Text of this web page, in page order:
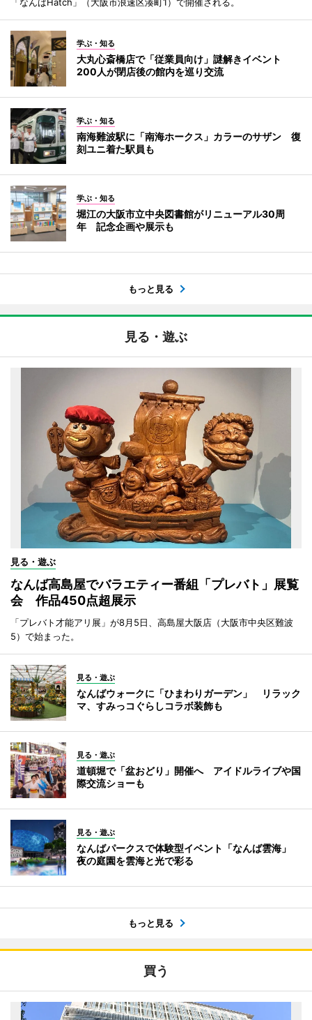
学ぶ・知る
大丸心斎橋店で「従業員向け」謎解きイベント
200人が閉店後の館内を巡り交流
学ぶ・知る
南海難波駅に「南海ホークス」カラーのサザン 復
刻ユニ着た駅員も
学ぶ・知る
堀江の大阪市立中央図書館がリニューアル30周
年 記念企画や展示も
もっと見る
見る・遊ぶ
見る・遊ぶ
なんば高島屋でバラエティー番組「プレバト」展覧
会 作品450点超展示
「プレバト才能アリ展」が8月5日、高島屋大阪店（大阪市中央区難波
5）で始まった。
見る・遊ぶ
なんばウォークに「ひまわりガーデン」 リラック
マ、すみっコぐらしコラボ装飾も
見る・遊ぶ
道頓堀で「盆おどり」開催へ アイドルライブや国
際交流ショーも
見る・遊ぶ
なんばパークスで体験型イベント「なんば雲海」
夜の庭園を雲海と光で彩る
もっと見る
買う